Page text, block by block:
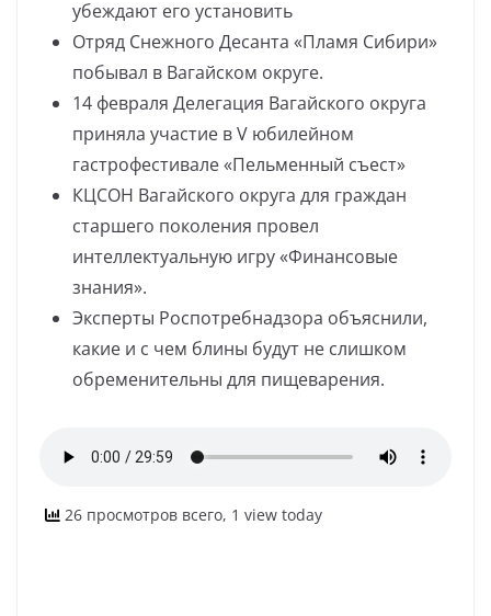
убеждают его установить
Отряд Снежного Десанта «Пламя Сибири»
побывал в Вагайском округе.
14 февраля Делегация Вагайского округа
приняла участие в V юбилейном
гастрофестивале «Пельменный съест»
КЦСОН Вагайского округа для граждан
старшего поколения провел
интеллектуальную игру «Финансовые
знания».
Эксперты Роспотребнадзора объяснили,
какие и с чем блины будут не слишком
обременительны для пищеварения.
26 просмотров всего, 1 view today